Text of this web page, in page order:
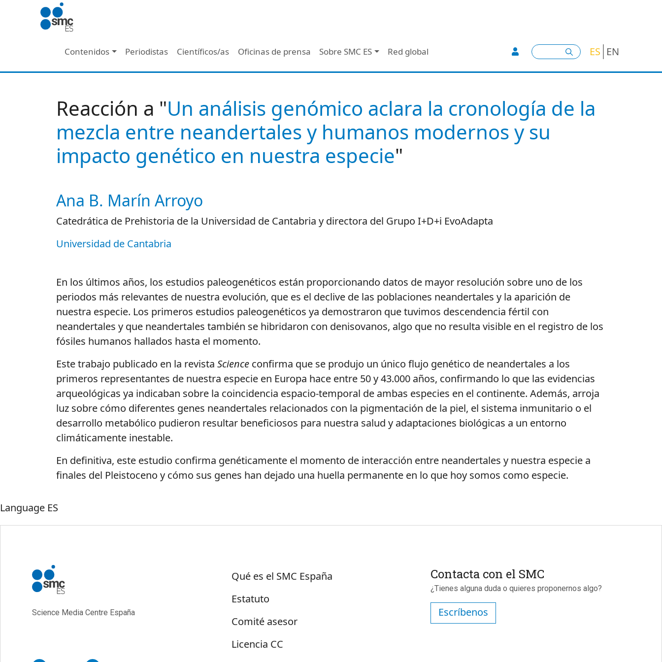
Pasar al contenido principal
Navegación principal - Header
Contenidos Periodistas Científicos/as Oficinas de prensa Sobre SMC ES Red global User account menu
Buscar ES EN
Reacción a "Un análisis genómico aclara la cronología de la
mezcla entre neandertales y humanos modernos y su
impacto genético en nuestra especie"
Autor/es reacciones
Ana B. Marín Arroyo
Catedrática de Prehistoria de la Universidad de Cantabria y directora del Grupo I+D+i EvoAdapta
Universidad de Cantabria
En los últimos años, los estudios paleogenéticos están proporcionando datos de mayor resolución sobre uno de los
periodos más relevantes de nuestra evolución, que es el declive de las poblaciones neandertales y la aparición de
nuestra especie. Los primeros estudios paleogenéticos ya demostraron que tuvimos descendencia fértil con
neandertales y que neandertales también se hibridaron con denisovanos, algo que no resulta visible en el registro de los
fósiles humanos hallados hasta el momento.
Este trabajo publicado en la revista Science confirma que se produjo un único flujo genético de neandertales a los
primeros representantes de nuestra especie en Europa hace entre 50 y 43.000 años, confirmando lo que las evidencias
arqueológicas ya indicaban sobre la coincidencia espacio-temporal de ambas especies en el continente. Además, arroja
luz sobre cómo diferentes genes neandertales relacionados con la pigmentación de la piel, el sistema inmunitario o el
desarrollo metabólico pudieron resultar beneficiosos para nuestra salud y adaptaciones biológicas a un entorno
climáticamente inestable.
En definitiva, este estudio confirma genéticamente el momento de interacción entre neandertales y nuestra especie a
finales del Pleistoceno y cómo sus genes han dejado una huella permanente en lo que hoy somos como especie.
Language ES
Science Media Centre España
Sobre SMC España
Qué es el SMC España
Estatuto
Comité asesor
Licencia CC
Contacta con el SMC
¿Tienes alguna duda o quieres proponernos algo?
Escríbenos